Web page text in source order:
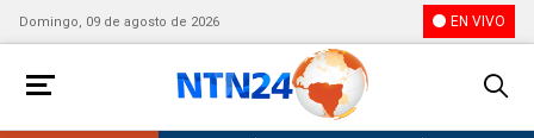
Domingo, 09 de agosto de 2026 EN VIVO